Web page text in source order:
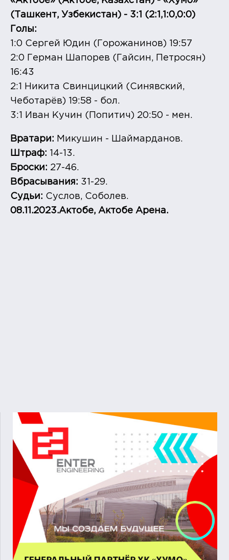
(Ташкент, Узбекистан) - 3:1 (2:1,1:0,0:0)
Голы:
1:0 Сергей Юдин (Горожанинов) 19:57
2:0 Герман Шапорев (Гайсин, Петросян)
16:43
2:1 Никита Свинцицкий (Синявский,
Чеботарёв) 19:58 - бол.
3:1 Иван Кучин (Попитич) 20:50 - мен.
Вратари: Микушин - Шаймарданов.
Штраф: 14-13.
Броски: 27-46.
Вбрасывания: 31-29.
Судьи: Суслов, Соболев.
08.11.2023.Актобе, Актобе Арена.